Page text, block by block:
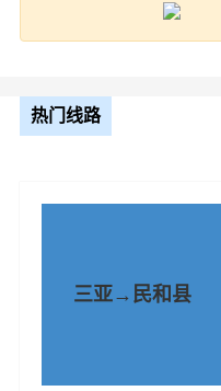
务商，为了保证三亚到
时沟通，为您提供从三
拣整理、包装、搬运装
热门线路
三亚→民和县